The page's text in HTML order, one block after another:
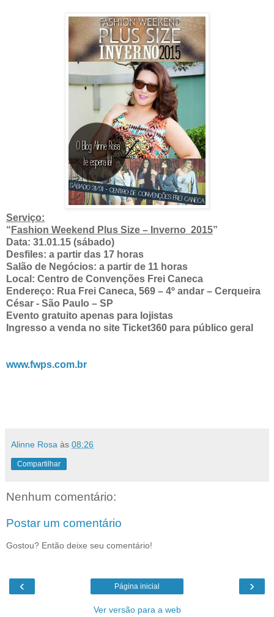
Serviço:
“ Fashion Weekend Plus Size – Inverno 2015”
Data: 31.01.15 (sábado)
Desfiles: a partir das 17 horas
Salão de Negócios: a partir de 11 horas
Local: Centro de Convenções Frei Caneca
Endereço: Rua Frei Caneca, 569 – 4º andar – Cerqueira
César - São Paulo – SP
Evento gratuito apenas para lojistas
Ingresso a venda no site Ticket360 para público geral
www.fwps.com.br
Alinne Rosa às 08:26
Compartilhar
Nenhum comentário:
Postar um comentário
Gostou? Então deixe seu comentário!
‹ ›
Página inicial
Ver versão para a web